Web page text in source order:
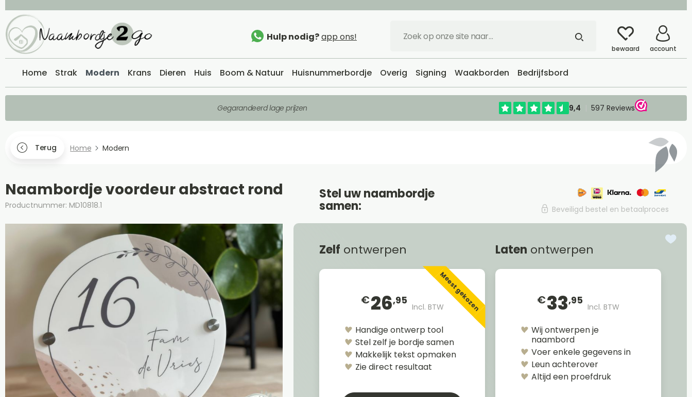
Hulp nodig?app ons!
bewaard account
Home Strak Modern Krans Dieren Huis Boom & Natuur Huisnummerbordje Overig Signing Waakborden Bedrijfsbord
Gegarandeerd lage prijzen
Terug Home Modern
Naambordje voordeur abstract rond
Productnummer: MD10818.1
Stel uw naambordje
samen: Beveiligd bestel en betaalproces
Zelf ontwerpen
€26,95
Incl. BTWMeest gekozen
Handige ontwerp tool
Stel zelf je bordje samen
Makkelijk tekst opmaken
Zie direct resultaat
Laten ontwerpen
€33,95
Incl. BTW
Wij ontwerpen je
naambord
Voer enkele gegevens in
Leun achterover
Altijd een proefdruk